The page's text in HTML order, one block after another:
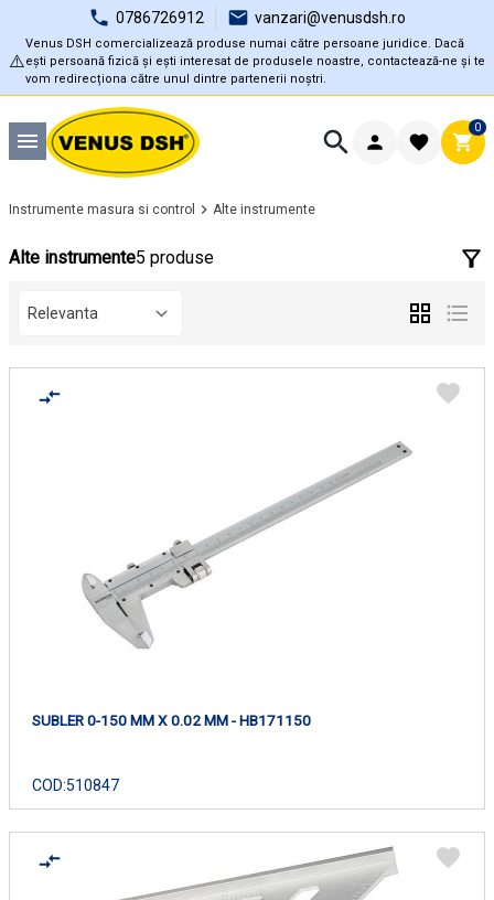
0786726912 vanzari@venusdsh.ro
⚠️
Venus DSH comercializează produse numai către persoane juridice. Dacă
ești persoană fizică și ești interesat de produsele noastre, contactează-ne și te
vom redirecționa către unul dintre partenerii noștri.
0
Instrumente masura si control Alte instrumente
Alte instrumente5 produse
SUBLER 0-150 MM X 0.02 MM - HB171150
COD:510847